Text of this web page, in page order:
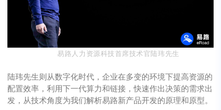
易路人力资源科技首席技术官陆玮先生
陆玮先生则从数字化时代，企业在多变的环境下提高资源的
配置效率，利用下一代算力和链接，快速作出决策的需求出
发，从技术角度为我们解析易路新产品开发的原理和原型。